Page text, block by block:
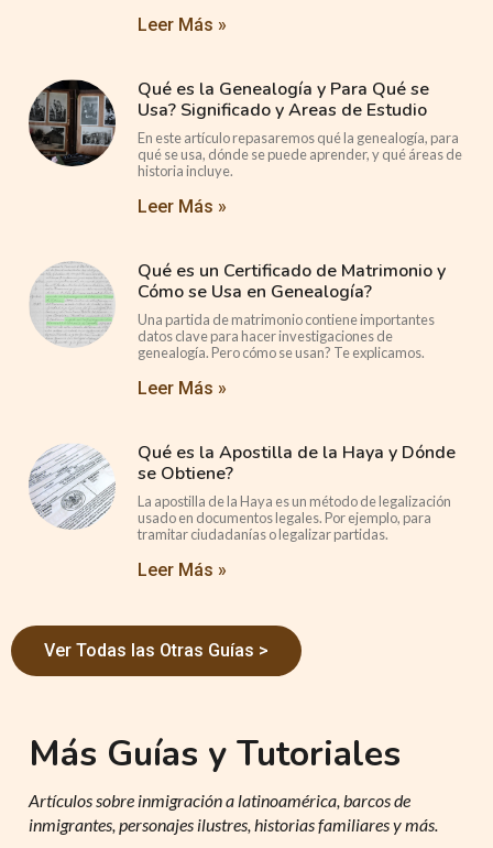
Leer Más »
Qué es la Genealogía y Para Qué se
Usa? Significado y Areas de Estudio
En este artículo repasaremos qué la genealogía, para
qué se usa, dónde se puede aprender, y qué áreas de
historia incluye.
Leer Más »
Qué es un Certificado de Matrimonio y
Cómo se Usa en Genealogía?
Una partida de matrimonio contiene importantes
datos clave para hacer investigaciones de
genealogía. Pero cómo se usan? Te explicamos.
Leer Más »
Qué es la Apostilla de la Haya y Dónde
se Obtiene?
La apostilla de la Haya es un método de legalización
usado en documentos legales. Por ejemplo, para
tramitar ciudadanías o legalizar partidas.
Leer Más »
Ver Todas las Otras Guías >
Más Guías y Tutoriales
Artículos sobre inmigración a latinoamérica, barcos de
inmigrantes, personajes ilustres, historias familiares y más.